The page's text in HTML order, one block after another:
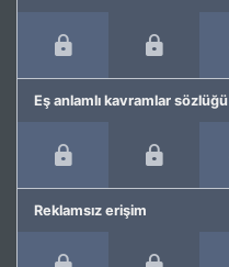
Eş anlamlı kavramlar sözlüğü
Reklamsız erişim